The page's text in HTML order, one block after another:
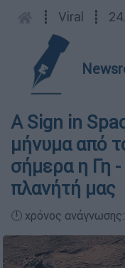
┋ Viral ┋
A Sign in
μήνυμα από
σήμερα η Γη
πλανήτή μας
🕛 χρόνος